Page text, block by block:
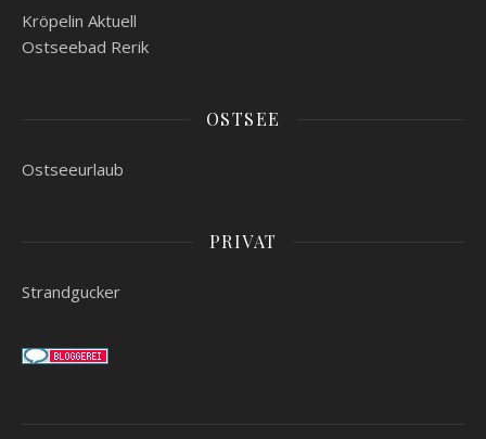
Kröpelin Aktuell
Ostseebad Rerik
OSTSEE
Ostseeurlaub
PRIVAT
Strandgucker